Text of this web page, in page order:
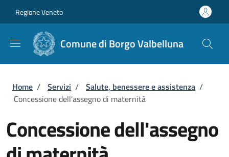
Regione Veneto
Comune di Borgo Valbelluna
Briciole di pane
Home / Servizi / Salute, benessere e assistenza /
Concessione dell'assegno di maternità
Concessione dell'assegno